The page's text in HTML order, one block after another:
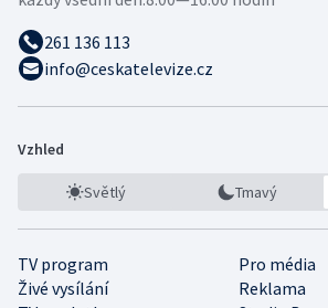
261 136 113
info@ceskatelevize.cz
Vzhled
Světlý Tmavý
TV program
Pro média
Živé vysílání
Reklama